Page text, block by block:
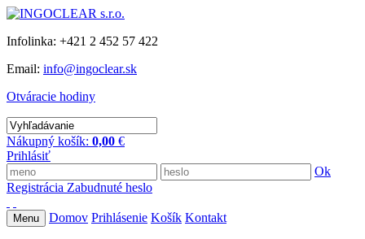
Infolinka: +421 2 452 57 422
Email: info@ingoclear.sk
Otváracie hodiny
Nákupný košík: 0,00 €
Prihlásiť
Ok
Registrácia Zabudnuté heslo
Menu Domov Prihlásenie Košík Kontakt